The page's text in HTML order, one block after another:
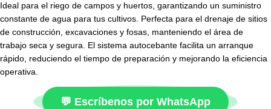
Ideal para el riego de campos y huertos, garantizando un suministro
constante de agua para tus cultivos. Perfecta para el drenaje de sitios
de construcción, excavaciones y fosas, manteniendo el área de
trabajo seca y segura. El sistema autocebante facilita un arranque
rápido, reduciendo el tiempo de preparación y mejorando la eficiencia
operativa.
💬 Escríbenos por WhatsApp